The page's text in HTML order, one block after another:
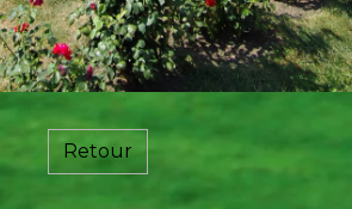
Retour